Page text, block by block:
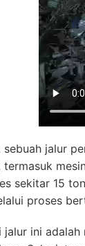
sebuah jalur
sekitar 15
proses
jalur ini